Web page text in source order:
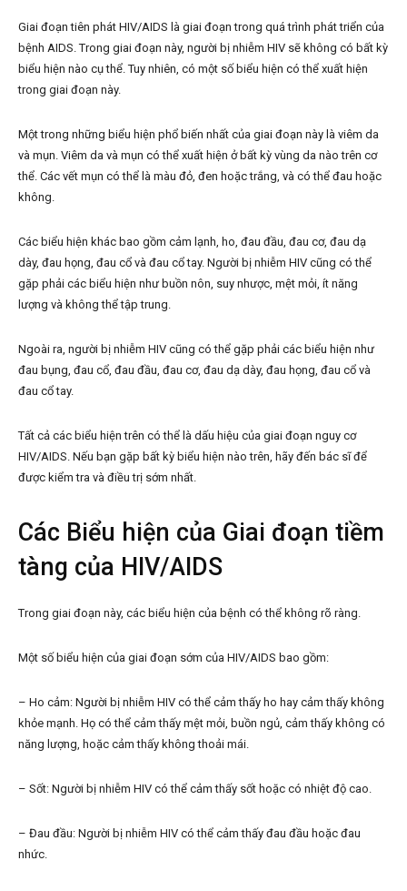
Giai đoạn tiên phát HIV/AIDS là giai đoạn trong quá trình phát triển của
bệnh AIDS. Trong giai đoạn này, người bị nhiễm HIV sẽ không có bất kỳ
biểu hiện nào cụ thể. Tuy nhiên, có một số biểu hiện có thể xuất hiện
trong giai đoạn này.
Một trong những biểu hiện phổ biến nhất của giai đoạn này là viêm da
và mụn. Viêm da và mụn có thể xuất hiện ở bất kỳ vùng da nào trên cơ
thể. Các vết mụn có thể là màu đỏ, đen hoặc trắng, và có thể đau hoặc
không.
Các biểu hiện khác bao gồm cảm lạnh, ho, đau đầu, đau cơ, đau dạ
dày, đau họng, đau cổ và đau cổ tay. Người bị nhiễm HIV cũng có thể
gặp phải các biểu hiện như buồn nôn, suy nhược, mệt mỏi, ít năng
lượng và không thể tập trung.
Ngoài ra, người bị nhiễm HIV cũng có thể gặp phải các biểu hiện như
đau bụng, đau cổ, đau đầu, đau cơ, đau dạ dày, đau họng, đau cổ và
đau cổ tay.
Tất cả các biểu hiện trên có thể là dấu hiệu của giai đoạn nguy cơ
HIV/AIDS. Nếu bạn gặp bất kỳ biểu hiện nào trên, hãy đến bác sĩ để
được kiểm tra và điều trị sớm nhất.
Các Biểu hiện của Giai đoạn tiềm
tàng của HIV/AIDS
Trong giai đoạn này, các biểu hiện của bệnh có thể không rõ ràng.
Một số biểu hiện của giai đoạn sớm của HIV/AIDS bao gồm:
– Ho cảm: Người bị nhiễm HIV có thể cảm thấy ho hay cảm thấy không
khỏe mạnh. Họ có thể cảm thấy mệt mỏi, buồn ngủ, cảm thấy không có
năng lượng, hoặc cảm thấy không thoải mái.
– Sốt: Người bị nhiễm HIV có thể cảm thấy sốt hoặc có nhiệt độ cao.
– Đau đầu: Người bị nhiễm HIV có thể cảm thấy đau đầu hoặc đau
nhức.